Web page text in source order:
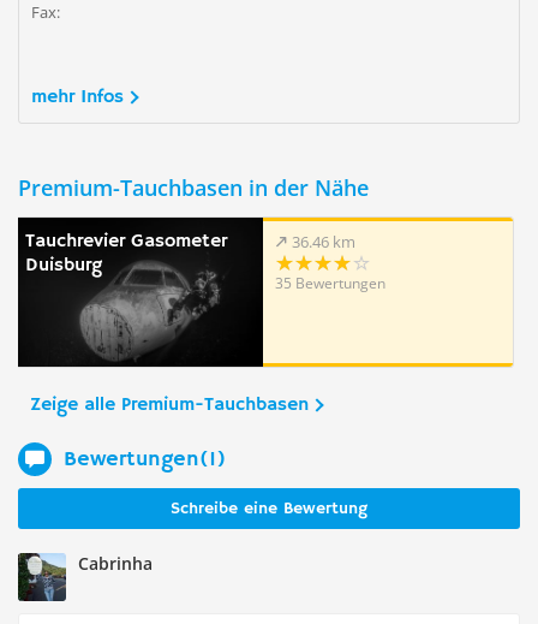
Fax:
mehr Infos
Premium-Tauchbasen in der Nähe
Tauchrevier Gasometer
Duisburg
36.46 km
35 Bewertungen
Zeige alle Premium-Tauchbasen
Bewertungen(1)
Schreibe eine Bewertung
Cabrinha